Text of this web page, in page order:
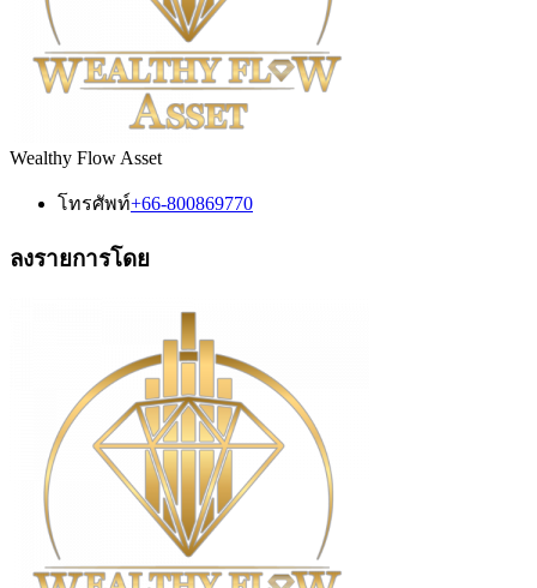
Wealthy Flow Asset
โทรศัพท์+66-800869770
ลงรายการโดย